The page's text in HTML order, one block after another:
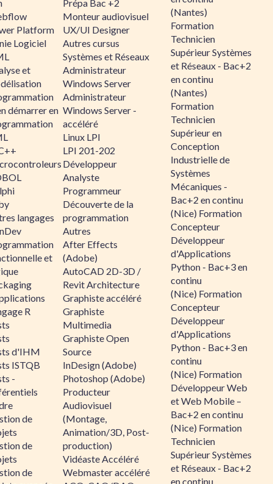
Platform
Logiciel
et
démarrer en
langages
et
R
d'IHM
ISTQB
-
de
de
de
Prépa Bac +2
Monteur audiovisuel
UX/UI Designer
Autres cursus
Systèmes et Réseaux
Administrateur
Windows Server
Administrateur
Windows Server -
accéléré
Linux LPI
LPI 201-202
Développeur
Analyste
Programmeur
Découverte de la
programmation
Autres
After Effects
(Adobe)
AutoCAD 2D-3D /
Revit Architecture
Graphiste accéléré
Graphiste
Multimedia
Graphiste Open
Source
InDesign (Adobe)
Photoshop (Adobe)
Producteur
Audiovisuel
(Montage,
Animation/3D, Post-
production)
Vidéaste Accéléré
Webmaster accéléré
(Nantes)
Formation
Technicien
Supérieur Systèmes
et Réseaux - Bac+2
en continu
(Nantes)
Formation
Technicien
Supérieur en
Conception
Industrielle de
Systèmes
Mécaniques -
Bac+2 en continu
(Nice) Formation
Concepteur
Développeur
d'Applications
Python - Bac+3 en
continu
(Nice) Formation
Concepteur
Développeur
d'Applications
Python - Bac+3 en
continu
(Nice) Formation
Développeur Web
et Web Mobile –
Bac+2 en continu
(Nice) Formation
Technicien
Supérieur Systèmes
et Réseaux - Bac+2
en continu